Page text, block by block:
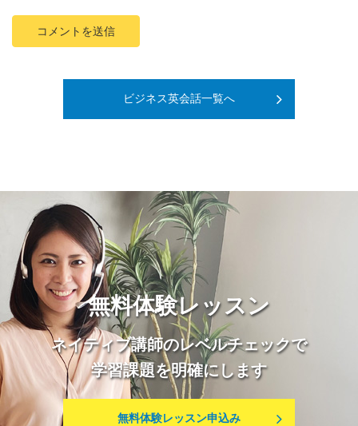
ビジネス英会話一覧へ
無料体験レッスン
ネイティブ講師のレベルチェックで
学習課題を明確にします
無料体験レッスン申込み